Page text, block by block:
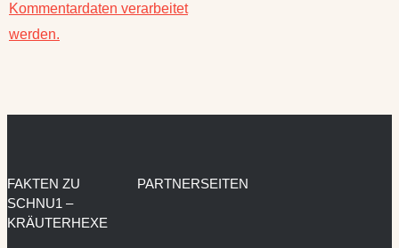
Kommentardaten verarbeitet
werden.
FAKTEN ZU
SCHNU1 –
KRÄUTERHEXE
PARTNERSEITEN